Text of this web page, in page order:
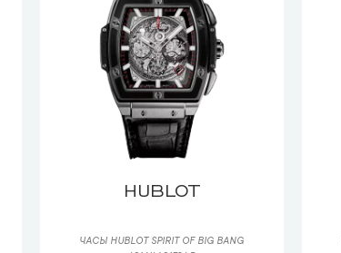
HUBLOT
ЧАСЫ HUBLOT SPIRIT OF BIG BANG